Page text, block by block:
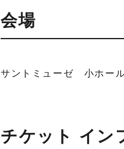
会場
サントミューゼ 小ホー
チケット イン